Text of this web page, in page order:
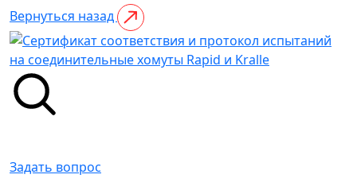
Вернуться назад
Задать вопрос